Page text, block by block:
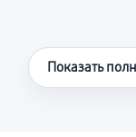
Что
Показать